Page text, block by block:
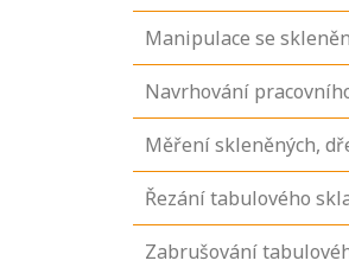
Manipulace se
Navrhování
Měření skleněných,
Řezání tabulového
Zabrušování